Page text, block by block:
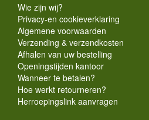
Wie zijn wij?
Privacy-en cookieverklaring
Algemene voorwaarden
Verzending & verzendkosten
Afhalen van uw bestelling
Openingstijden kantoor
Wanneer te betalen?
Hoe werkt retourneren?
Herroepingslink aanvragen